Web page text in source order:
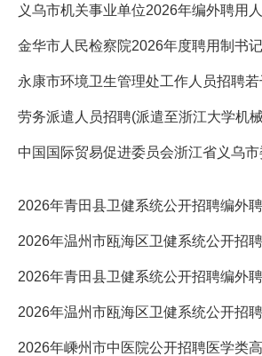
义乌市机关事业单位2026年编外聘用
永康市环境卫生管理处工作人员招聘
2026年青田县卫健系统公开招聘编外
2026年青田县卫健系统公开招聘编外
2026年嵊州市中医院公开招聘医学类